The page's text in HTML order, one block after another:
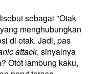
sebagai "Otak
menghubungkan
di otak. Jadi, pas
attack, sinyalnya
Otot lambung kaku,